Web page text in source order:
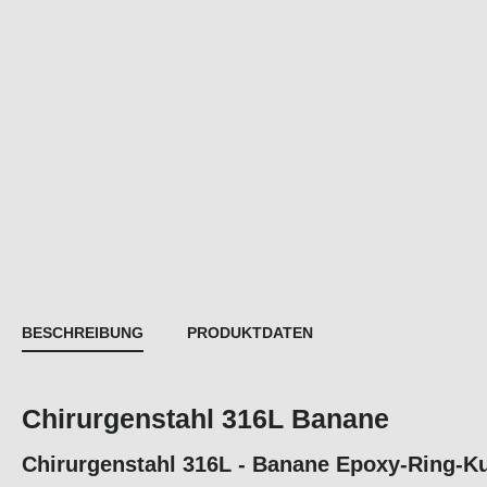
BESCHREIBUNG PRODUKTDATEN
Chirurgenstahl 316L Banane
Chirurgenstahl 316L - Banane Epoxy-Ring-